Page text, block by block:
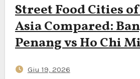
Street Food Cities
Asia Compared:
Penang vs Ho Chi
Giu 19, 2026